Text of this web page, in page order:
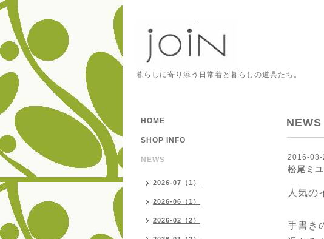
暮らしに寄り添う日常着と暮らしの道具たち。
NEWS
2016-
松尾ミ
人気の
手書き
HOME
SHOP INFO
NEWS
2026-07（1）
2026-06（1）
2026-02（2）